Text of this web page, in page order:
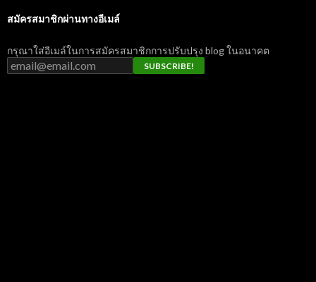
สมัครสมาชิกผ่านทางอีเมล์
กรุณาใส่อีเมล์ในการสมัครสมาชิกการปรับปรุง blog ในอนาคต